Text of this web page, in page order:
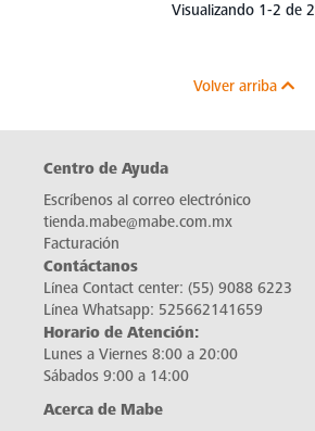
Visualizando 1-2 de 2
Volver arriba
Centro de Ayuda
Escríbenos al correo electrónico
tienda.mabe@mabe.com.mx
Facturación
Contáctanos
Línea Contact center: (55) 9088 6223
Línea Whatsapp: 525662141659
Horario de Atención:
Lunes a Viernes 8:00 a 20:00
Sábados 9:00 a 14:00
Acerca de Mabe